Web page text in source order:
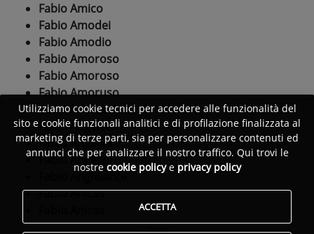
Fabio Amico
Fabio Amodei
Fabio Amodio
Fabio Amoroso
Fabio Amoroso
Fabio Amoruso
Fabio Andreoli
Fabio Angeletti
Fabio Angelini
Fabio Angelini
Fabio Anicas
Utilizziamo cookie tecnici per accedere alle funzionalità del
sito e cookie funzionali analitici e di profilazione finalizzata al
marketing di terze parti, sia per personalizzare contenuti ed
annunci che per analizzare il nostro traffico. Qui trovi le
nostre cookie policye privacy policy
ACCETTA